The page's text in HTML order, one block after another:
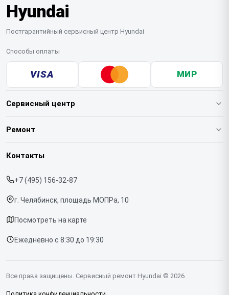
Hyundai
Постгарантийный сервисный центр Hyundai
Способы оплаты
VISA МИР
Сервисный центр
О нашем сервисе
Срочный ремонт
Доставка и способы оплаты
Диагностика
Контакты
Ремонт
Варочных панелей
Посудомоечных машин
Контакты
+7 (495) 156-32-87
г. Челябинск, площадь МОПРа, 10
Посмотреть на карте
Ежедневно с 8:30 до 19:30
Все права защищены. Сервисный ремонт Hyundai © 2026
Политика конфиденциальности